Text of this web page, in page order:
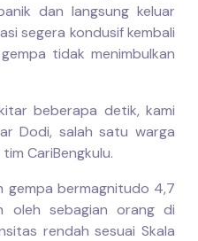
dan langsung keluar
segera kondusif kembali
tidak menimbulkan
beberapa detik, kami
Dodi, salah satu warga
CariBengkulu.
gempa bermagnitudo 4,7
oleh sebagian orang di
rendah sesuai Skala